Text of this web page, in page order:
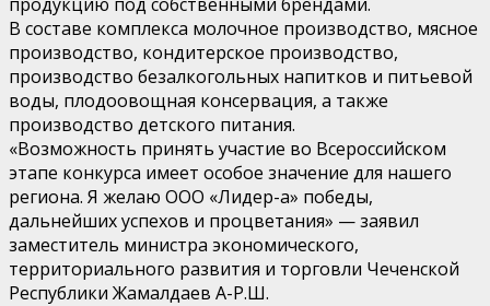
В составе комплекса молочное производство, мясное
производство, кондитерское производство,
производство безалкогольных напитков и питьевой
воды, плодоовощная консервация, а также
производство детского питания.
«Возможность принять участие во Всероссийском
этапе конкурса имеет особое значение для нашего
региона. Я желаю ООО «Лидер-а» победы,
дальнейших успехов и процветания» — заявил
заместитель министра экономического,
территориального развития и торговли Чеченской
Республики Жамалдаев А-Р.Ш.